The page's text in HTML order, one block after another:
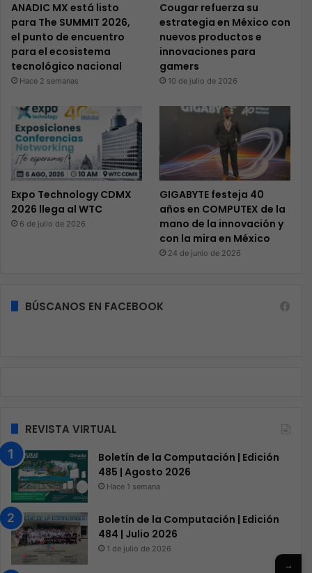
ANADIC MX está listo
para The SUMMIT 2026,
el punto de encuentro
para el ecosistema
tecnológico nacional
Hace 2 semanas
Cougar refuerza su
estrategia en México con
nuevos productos e
innovaciones para
gamers
10 de julio de 2026
Expo Technology CDMX
2026 llega al WTC
6 de julio de 2026
GIGABYTE festeja 40
años en COMPUTEX de la
mano de la innovación y
con la mira en México
24 de junio de 2026
BÚSCANOS EN FACEBOOK
REVISTA VIRTUAL
Boletín de la Computación | Edición
485 | Agosto 2026
Hace 1 semana
Boletín de la Computación | Edición
484 | Julio 2026
1 de julio de 2026
→